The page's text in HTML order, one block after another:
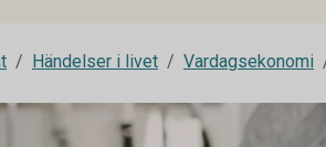
Händelser i livet Vardagsekonomi